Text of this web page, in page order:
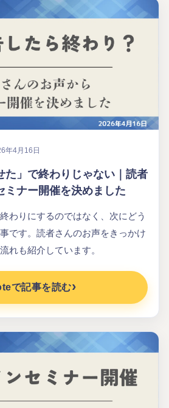
年4月16日
た」で終わりじゃない｜読者
ミナー開催を決めました
わりにするのではなく、次にどう
です。読者さんのお声をきっかけ
れも紹介しています。
で記事を読む